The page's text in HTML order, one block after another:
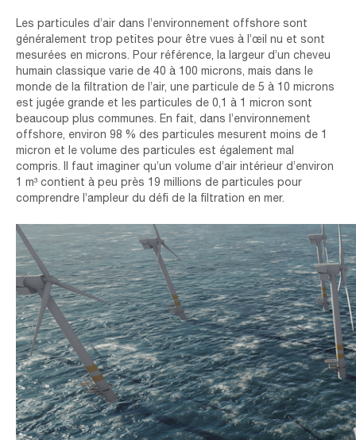
Les particules d’air dans l’environnement offshore sont
généralement trop petites pour être vues à l’œil nu et sont
mesurées en microns. Pour référence, la largeur d’un cheveu
humain classique varie de 40 à 100 microns, mais dans le
monde de la filtration de l’air, une particule de 5 à 10 microns
est jugée grande et les particules de 0,1 à 1 micron sont
beaucoup plus communes. En fait, dans l’environnement
offshore, environ 98 % des particules mesurent moins de 1
micron et le volume des particules est également mal
compris. Il faut imaginer qu’un volume d’air intérieur d’environ
1 m³ contient à peu près 19 millions de particules pour
comprendre l’ampleur du défi de la filtration en mer.